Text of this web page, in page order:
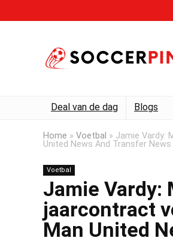
Deal van de dag Blogs
Home » Voetbal » Jamie Vardy:
United News And Transfer News
Voetbal
Jamie Vardy:
jaarcontract
Man United